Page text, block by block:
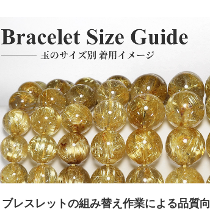
ブレスレットの組み替え作業による品質